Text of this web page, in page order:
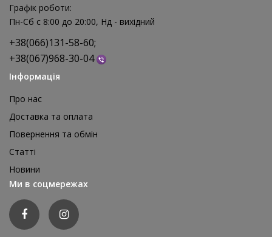
Реквізит для аніматора Мішки для стрибків, 4 шт
Графік роботи:
Пн-Сб с 8:00 до 20:00, Нд - вихідний
+38(066)131-58-60;
+38(067)968-30-04
Інформація
Про нас
Доставка та оплата
Повернення та обмін
Статті
Новини
Ми в соцмережах